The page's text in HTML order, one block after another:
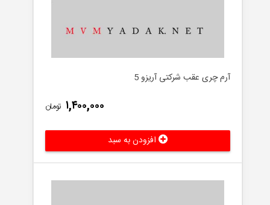
آرم چری عقب شرکتی آریزو 5
۱,۴۰۰,۰۰۰ تومان